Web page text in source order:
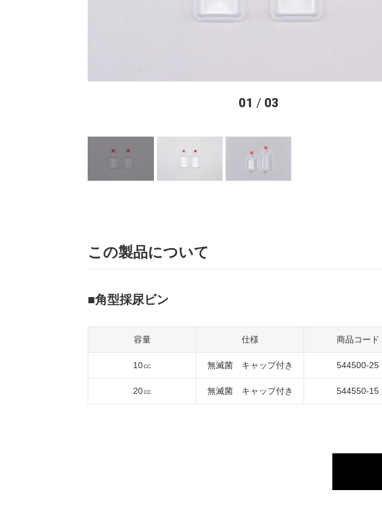
01 / 03
この製品について
角型採尿ビン
容量 仕様 商品コード
10㏄ 無滅菌 キャップ付き 544500-25
20㏄ 無滅菌 キャップ付き 544550-15